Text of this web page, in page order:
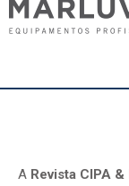
A Revista CIPA &